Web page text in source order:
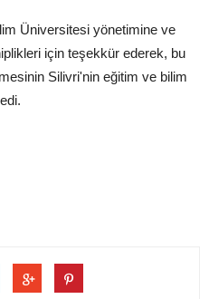
Üniversitesi yönetimine ve
için teşekkür ederek, bu
Silivri'nin eğitim ve bilim